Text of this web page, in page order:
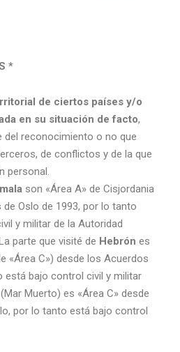
*
de ciertos países y/o
en su situación de facto,
del reconocimiento o no que
de conflictos y de la que
personal.
son «Área A» de Cisjordania
Oslo de 1993, por lo tanto
y militar de la Autoridad
parte que visité de Hebrón es
«Área C») desde los Acuerdos
está bajo control civil y militar
(Mar Muerto) es «Área C» desde
por lo tanto está bajo control